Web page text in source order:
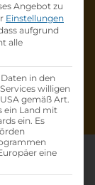
Angebot zu
Einstellungen
aufgrund
alle
in den
willigen
gemäß Art.
ein Land mit
ein. Es
eine